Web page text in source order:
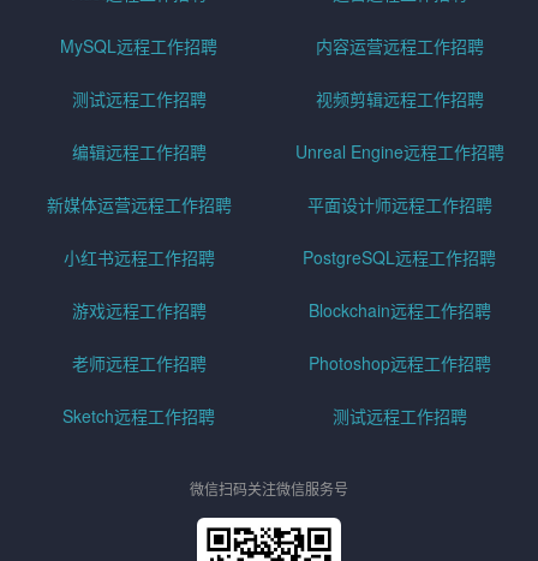
MySQL远程工作招聘 内容运营远程工作招聘
测试远程工作招聘 视频剪辑远程工作招聘
编辑远程工作招聘 Unreal Engine远程工作招聘
新媒体运营远程工作招聘 平面设计师远程工作招聘
小红书远程工作招聘 PostgreSQL远程工作招聘
游戏远程工作招聘 Blockchain远程工作招聘
老师远程工作招聘 Photoshop远程工作招聘
Sketch远程工作招聘 测试远程工作招聘
微信扫码关注微信服务号